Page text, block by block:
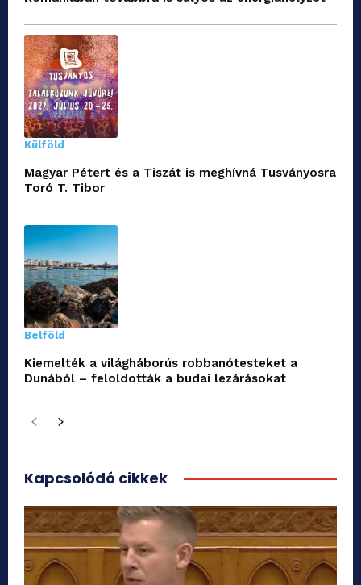
Külföld
Magyar Pétert és a Tiszát is meghívná Tusványosra
Toró T. Tibor
Belföld
Kiemelték a világháborús robbanótesteket a
Dunából – feloldották a budai lezárásokat
Kapcsolódó cikkek